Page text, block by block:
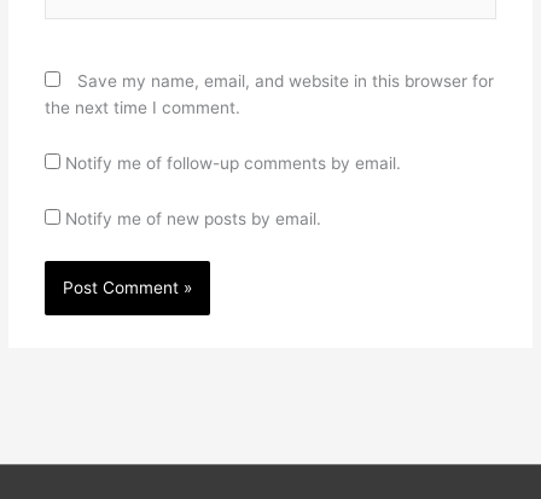
Save my name, email, and website in this browser for
the next time I comment.
Notify me of follow-up comments by email.
Notify me of new posts by email.